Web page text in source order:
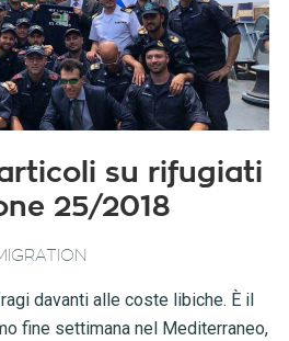
su rifugiati
25/2018
davanti alle coste libiche. È il
fine settimana nel Mediterraneo,